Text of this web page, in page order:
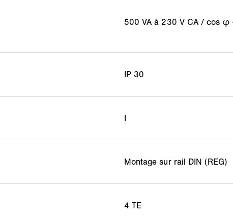
500 VA à 230 V CA / cos φ
IP 30
I
Montage sur rail DIN (REG)
4 TE